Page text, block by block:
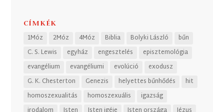
CÍMKÉK
1Móz 2Móz 4Móz Biblia Bolyki László
bűn
C. S. Lewis
egyház engesztelés
episztemológia
evangélium
evangéliumi evolúció
exodusz
G. K. Chesterton
Genezis helyettes bűnhődés
hit
homoszexualitás
homoszexuális
igazság